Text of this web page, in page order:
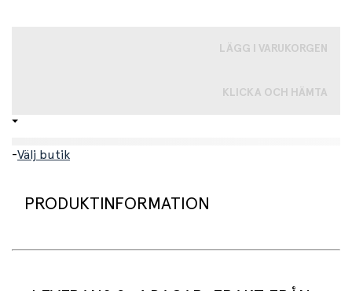
LÄGG I VARUKORGEN
KLICKA OCH HÄMTA
-Välj butik
PRODUKTINFORMATION